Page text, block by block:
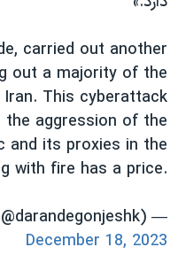
carried out another
out a majority of the
This cyberattack
aggression of the
and its proxies in the
with fire has a price.
— Gonjeshke Darande (@darandegonjeshk)
December 18, 2023